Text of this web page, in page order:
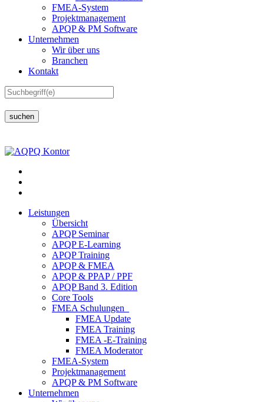
FMEA-System
Projektmanagement
APQP & PM Software
Unternehmen
Wir über uns
Branchen
Kontakt
suchen
Leistungen
Übersicht
APQP Seminar
APQP E-Learning
APQP Training
APQP & FMEA
APQP & PPAP / PPF
APQP Band 3. Edition
Core Tools
FMEA Schulungen
FMEA Update
FMEA Training
FMEA -E-Training
FMEA Moderator
FMEA-System
Projektmanagement
APQP & PM Software
Unternehmen